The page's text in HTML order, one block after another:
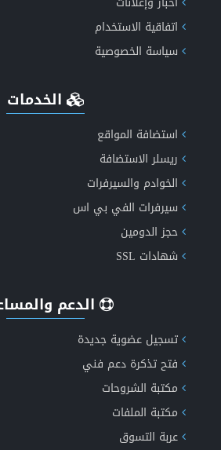
انشاء موقع اعلانات مبوبة
عروض الاستضافة الأكثر
اتفاقية الاستخدام
سياسة الخصوصية
الخدمات
استضافة المواقع
ريسلر الاستضافة
الخوادم والسيرفرات
سيرفرات الفي بي اس
حجز الدومين
شهادات SSL
الدعم
تسجيل عضوية جديدة
فتح تذكرة دعم فني
مكتبة الشروحات
مكتبة الملفات
عربة التسوق